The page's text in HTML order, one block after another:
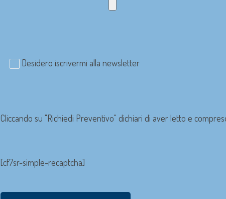
Desidero iscrivermi alla newsletter
Cliccando su "Richiedi Preventivo" dichiari di aver letto e
[cf7sr-simple-recaptcha]